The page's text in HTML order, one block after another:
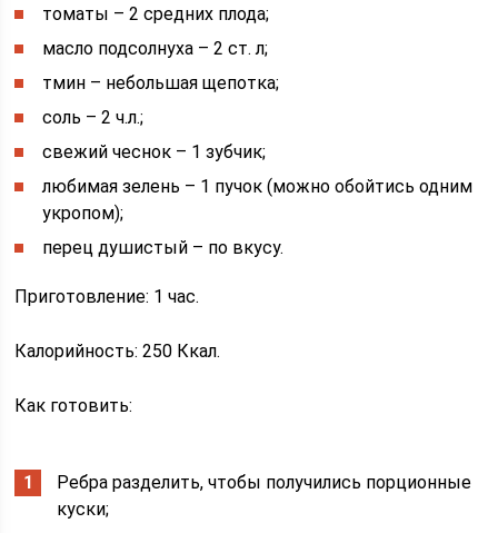
томаты – 2 средних плода;
масло подсолнуха – 2 ст. л;
тмин – небольшая щепотка;
соль – 2 ч.л.;
свежий чеснок – 1 зубчик;
любимая зелень – 1 пучок (можно обойтись одним
укропом);
перец душистый – по вкусу.
Приготовление: 1 час.
Калорийность: 250 Ккал.
Как готовить:
Ребра разделить, чтобы получились порционные
куски;